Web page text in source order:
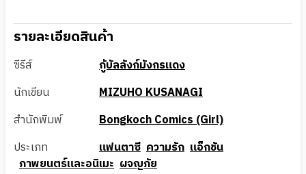
รายละเอียดสินค้า
ซีรีส์
กู้บัลลังก์มังกรแดง
นักเขียน
MIZUHO KUSANAGI
สำนักพิมพ์
Bongkoch Comics (Girl)
ประเภท
แฟนตาซี ความรัก แอ็กชัน
ภาพยนตร์และอนิเมะ ผจญภัย